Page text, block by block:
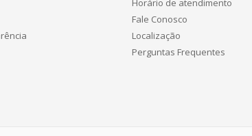
Horário de atendimento
Fale Conosco
Localização
Perguntas Frequentes